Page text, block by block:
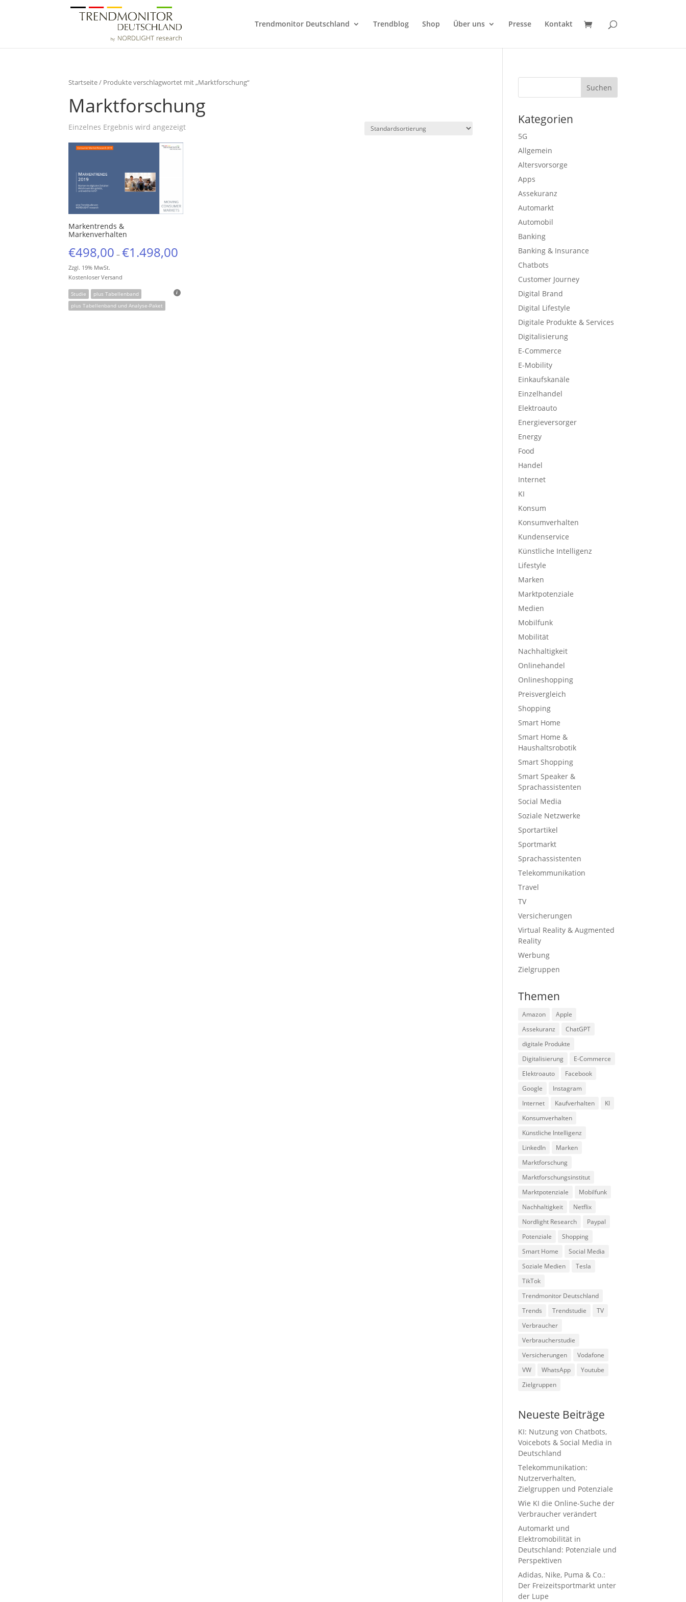
Trendmonitor Deutschland Trendblog Shop Über uns Presse Kontakt
Startseite/ Produkte verschlagwortet mit „Marktforschung“
Marktforschung
Einzelnes Ergebnis wird angezeigt
Markentrends &
Markenverhalten
€498,00 –€1.498,00
Zzgl. 19% MwSt.
Kostenloser Versand
Studie
plus Tabellenband
plus Tabellenband und Analyse-Paket
Kategorien
5G
Allgemein
Altersvorsorge
Apps
Assekuranz
Automarkt
Automobil
Banking
Banking & Insurance
Chatbots
Customer Journey
Digital Brand
Digital Lifestyle
Digitale Produkte & Services
Digitalisierung
E-Commerce
E-Mobility
Einkaufskanäle
Einzelhandel
Elektroauto
Energieversorger
Energy
Food
Handel
Internet
KI
Konsum
Konsumverhalten
Kundenservice
Künstliche Intelligenz
Lifestyle
Marken
Marktpotenziale
Medien
Mobilfunk
Mobilität
Nachhaltigkeit
Onlinehandel
Onlineshopping
Preisvergleich
Shopping
Smart Home
Smart Home &
Haushaltsrobotik
Smart Shopping
Smart Speaker &
Sprachassistenten
Social Media
Soziale Netzwerke
Sportartikel
Sportmarkt
Sprachassistenten
Telekommunikation
Travel
TV
Versicherungen
Virtual Reality & Augmented
Reality
Werbung
Zielgruppen
Themen
Amazon
Apple
Assekuranz
ChatGPT
digitale Produkte
Digitalisierung
E-Commerce
Elektroauto
Facebook
Google
Instagram
Internet
Kaufverhalten
KI
Konsumverhalten
Künstliche Intelligenz
LinkedIn
Marken
Marktforschung
Marktforschungsinstitut
Marktpotenziale
Mobilfunk
Nachhaltigkeit
Netflix
Nordlight Research
Paypal
Potenziale
Shopping
Smart Home
Social Media
Soziale Medien
Tesla
TikTok
Trendmonitor Deutschland
Trends
Trendstudie
TV
Verbraucher
Verbraucherstudie
Versicherungen
Vodafone
VW
WhatsApp
Youtube
Zielgruppen
Neueste Beiträge
KI: Nutzung von Chatbots,
Voicebots & Social Media in
Deutschland
Telekommunikation:
Nutzerverhalten,
Zielgruppen und Potenziale
Wie KI die Online-Suche der
Verbraucher verändert
Automarkt und
Elektromobilität in
Deutschland: Potenziale und
Perspektiven
Adidas, Nike, Puma & Co.:
Der Freizeitsportmarkt unter
der Lupe